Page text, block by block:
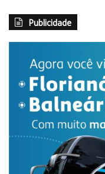
Publicidade